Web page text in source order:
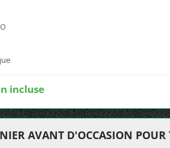
incluse
AVANT D'OCCASION POUR